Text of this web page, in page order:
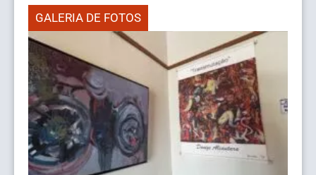
GALERIA DE FOTOS